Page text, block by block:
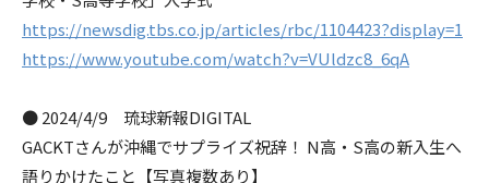
https://newsdig.tbs.co.jp/articles/rbc/1104423?display=1
https://www.youtube.com/watch?v=VUldzc8_6qA
● 2024/4/9 琉球新報DIGITAL
GACKTさんが沖縄でサプライズ祝辞！ N高・S高の新入生へ
語りかけたこと【写真複数あり】